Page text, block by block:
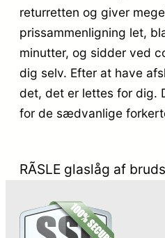
returretten og giver
prissammenligning let,
minutter, og sidder ved
dig selv. Efter at have
det, det er lettes for dig.
for de sædvanlige
RÃSLE glaslåg af